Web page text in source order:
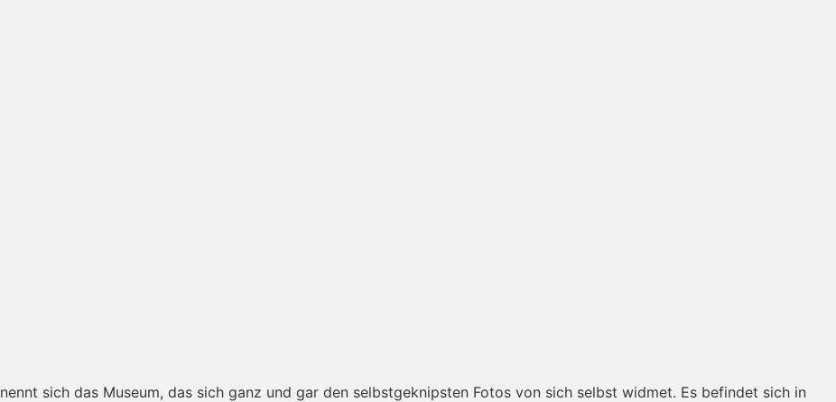
nennt sich das Museum, das sich ganz und gar den selbstgeknipsten Fotos von sich selbst widmet. Es befindet sich in